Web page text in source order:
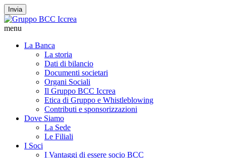
Invia
menu
La Banca
La storia
Dati di bilancio
Documenti societari
Organi Sociali
Il Gruppo BCC Iccrea
Etica di Gruppo e Whistleblowing
Contributi e sponsorizzazioni
Dove Siamo
La Sede
Le Filiali
I Soci
I Vantaggi di essere socio BCC